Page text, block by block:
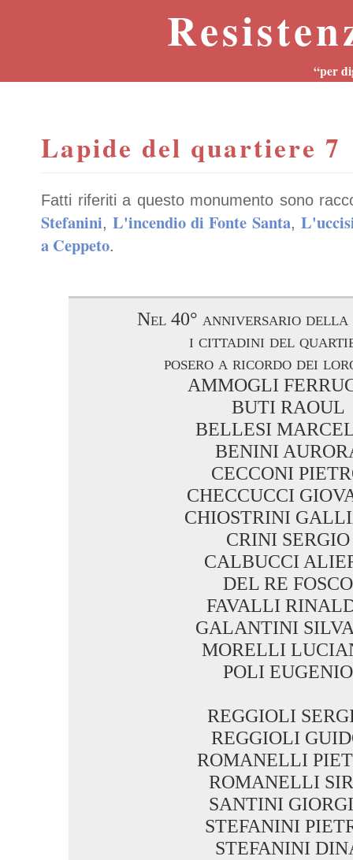
“per
Lapide del quartiere 7
Fatti riferiti a questo monumento sono
Stefanini,L'incendio di Fonte Santa,
a Ceppeto.
Nel 40° anniversario della
i cittadini del
posero a ricordo dei
AMMOGLI
BUTI RAOUL
BELLESI
BENINI
CECCONI
CHECCUCCI
CHIOSTRINI
CRINI SERGIO
CALBUCCI
DEL RE FOSCO
FAVALLI
GALANTINI
MORELLI
POLI EUGENIO
REGGIOLI
REGGIOLI
ROMANELLI
ROMANELLI
SANTINI
STEFANINI
STEFANINI